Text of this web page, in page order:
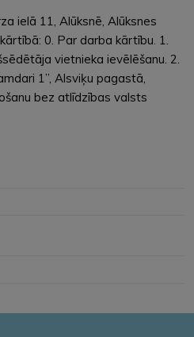
ielā 11, Alūksnē, Alūksnes
0. Par darba kārtību. 1.
vietnieka ievēlēšanu. 2.
1”, Alsviķu pagastā,
bez atlīdzības valsts